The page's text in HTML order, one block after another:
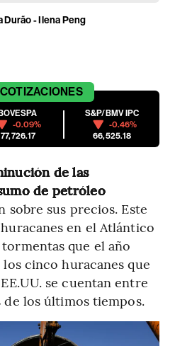
Durão - Ilena Peng
COTIZACIONES
IBOVESPA
-0.09%
S&P/BMV IPC
-0.46%
66,525.18
de las
de petróleo
sobre sus precios. Este
en el Atlántico
que el año
cinco huracanes que
se cuentan entre
de los últimos tiempos.